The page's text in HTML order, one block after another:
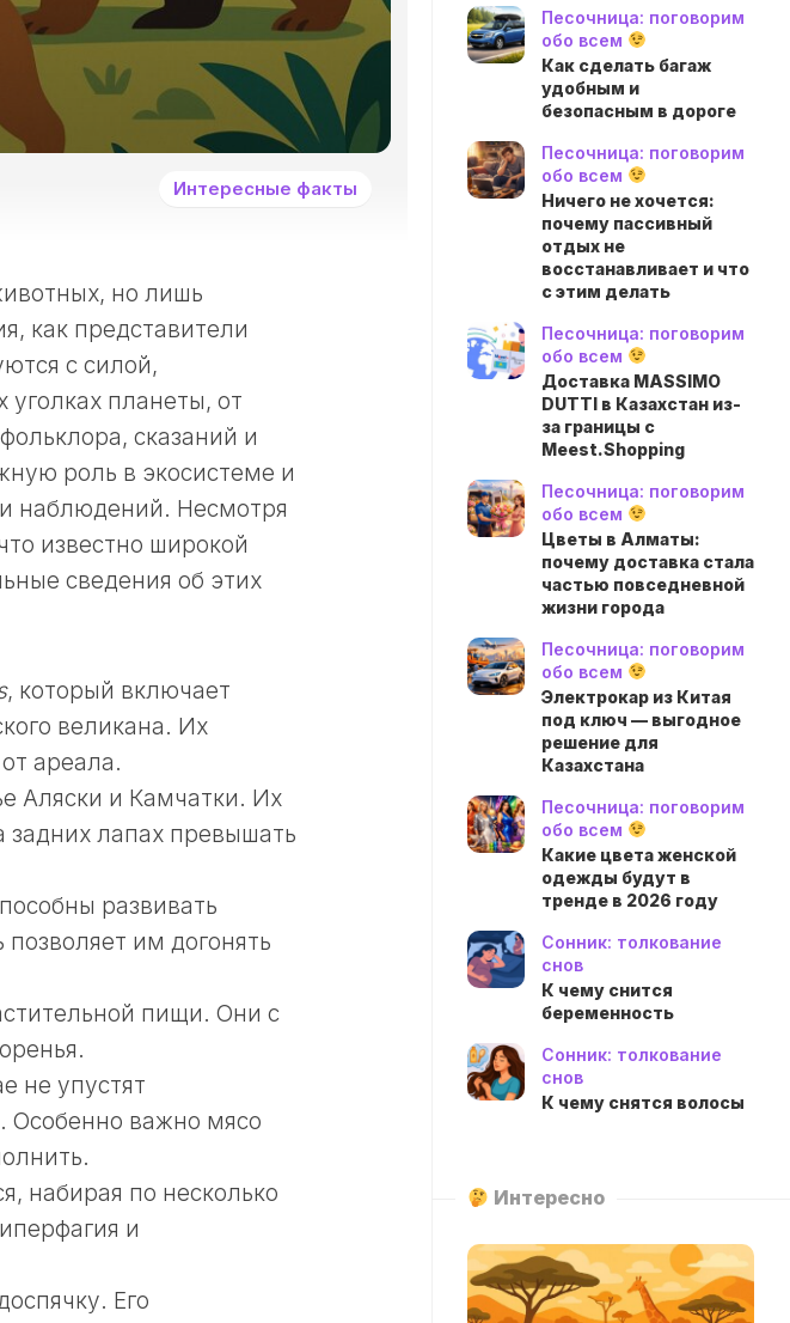
Интересные факты
но лишь
как представители
с силой,
планеты, от
сказаний и
роль в экосистеме и
наблюдений. Несмотря
известно широкой
сведения об этих
, который включает
великана. Их
ареала.
Аляски и Камчатки. Их
задних лапах превышать
развивать
позволяет им догонять
пищи. Они с
не упустят
Особенно важно мясо
набирая по несколько
и
Его
Песочница: поговорим
обо всем
Как сделать багаж
удобным и
безопасным в дороге
Песочница: поговорим
обо всем
Ничего не хочется:
почему пассивный
отдых не
восстанавливает и что
с этим делать
Песочница: поговорим
обо всем
Доставка MASSIMO
DUTTI в Казахстан из-
за границы с
Meest.Shopping
Песочница: поговорим
обо всем
Цветы в Алматы:
почему доставка стала
частью повседневной
жизни города
Песочница: поговорим
обо всем
Электрокар из Китая
под ключ — выгодное
решение для
Казахстана
Песочница: поговорим
обо всем
Какие цвета женской
одежды будут в
тренде в 2026 году
Сонник: толкование
снов
К чему снится
беременность
Сонник: толкование
снов
К чему снятся волосы
Интересно